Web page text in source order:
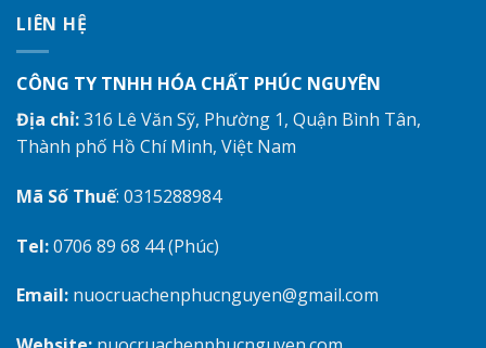
LIÊN HỆ
CÔNG TY TNHH HÓA CHẤT PHÚC NGUYÊN
Địa chỉ:316 Lê Văn Sỹ, Phường 1, Quận Bình Tân,
Thành phố Hồ Chí Minh, Việt Nam
Mã Số Thuế: 0315288984
Tel:0706 89 68 44 (Phúc)
Email: nuocruachenphucnguyen@gmail.com